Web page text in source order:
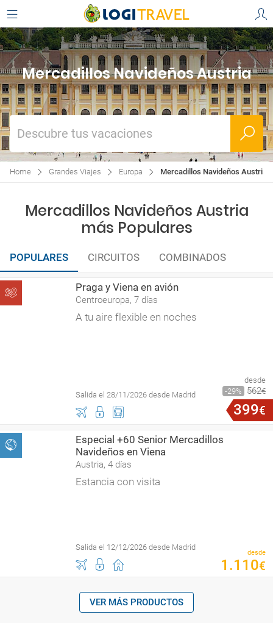
Mercadillos Navideños Austria
Descubre tus vacaciones
Home Grandes Viajes Europa Mercadillos Navideños Austria
Mercadillos Navideños Austria
más Populares
POPULARES CIRCUITOS COMBINADOS
Praga y Viena en avión
Centroeuropa, 7 días
A tu aire flexible en noches
Salida el 28/11/2026 desde Madrid
desde
29
562€
399€
Especial +60 Senior Mercadillos
Navideños en Viena
Austria, 4 días
Estancia con visita
Salida el 12/12/2026 desde Madrid
desde
1 .110€
VER MÁS PRODUCTOS